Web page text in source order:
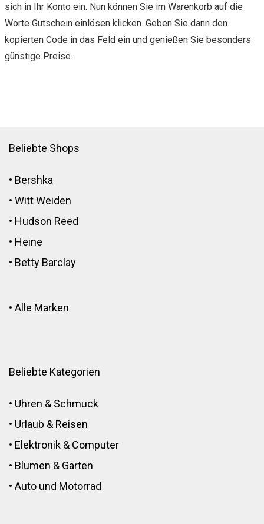
sich in Ihr Konto ein. Nun können Sie im Warenkorb auf die
Worte Gutschein einlösen klicken. Geben Sie dann den
kopierten Code in das Feld ein und genießen Sie besonders
günstige Preise.
Beliebte Shops
• Bershka
• Witt Weiden
• Hudson Reed
• Heine
• Betty Barclay
• Alle Marken
Beliebte Kategorien
• Uhren & Schmuck
• Urlaub & Reisen
• Elektronik & Computer
• Blumen & Garten
• Auto und Motorrad